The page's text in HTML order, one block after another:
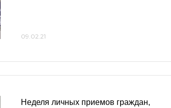
09.02.21
Неделя личных приемов граждан,